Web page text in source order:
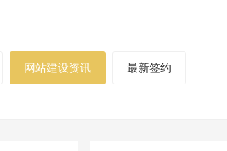
网站建设资讯 最新签约